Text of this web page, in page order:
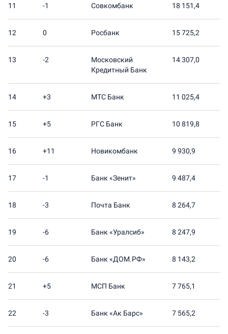
11 -1 Совкомбанк 18 151,4
12 0 Росбанк 15 725,2
13 -2
Московский
Кредитный Банк
14 307,0
14 +3 МТС Банк 11 025,4
15 +5 РГС Банк 10 819,8
16 +11 Новикомбанк 9 930,9
17 -1 Банк «Зенит» 9 487,4
18 -3 Почта Банк 8 264,7
19 -6 Банк «Уралсиб» 8 247,9
20 -6 Банк «ДОМ.РФ» 8 143,2
21 +5 МСП Банк 7 765,1
22 -3 Банк «Ак Барс» 7 565,2